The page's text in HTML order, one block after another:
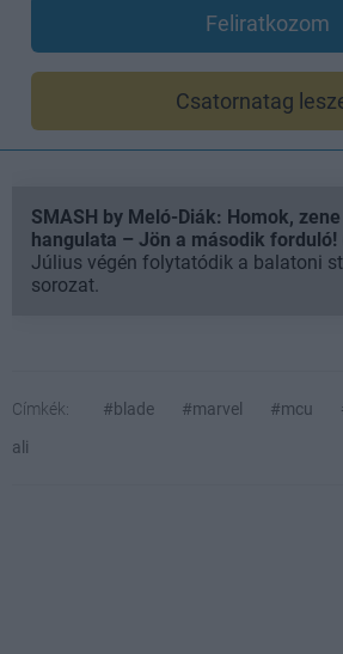
Feliratkozom
Csatornatag
SMASH by Meló-Diák: Homok,
hangulata – Jön a második forduló!
Július végén folytatódik a balatoni
sorozat.
Címkék: #blade #marvel #mcu
ali